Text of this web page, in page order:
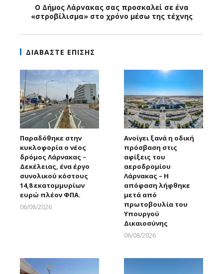
Ο Δήμος Λάρνακας σας προσκαλεί σε ένα
«στροβίλισμα» στο χρόνο μέσω της τέχνης
ΔΙΑΒΑΣΤΕ ΕΠΙΣΗΣ
Παραδόθηκε στην
κυκλοφορία ο νέος
δρόμος Λάρνακας –
Δεκέλειας, ένα έργο
συνολικού κόστους
14,8 εκατομμυρίων
ευρώ πλέον ΦΠΑ.
06/08/2026
Ανοίγει ξανά η οδική
πρόσβαση στις
αφίξεις του
αεροδρομίου
Λάρνακας – Η
απόφαση λήφθηκε
μετά από
πρωτοβουλία του
Υπουργού
Δικαιοσύνης
06/08/2026